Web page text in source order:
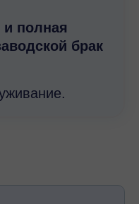
и полная
брак